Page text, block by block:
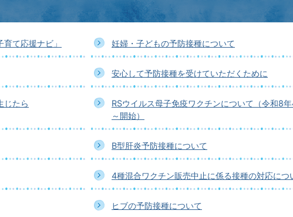
て応援ナビ」 妊婦・子どもの予防接種について
安心して予防接種を受けていただくために
じたら
RSウイルス母子免疫ワクチンについて（令和8
～開始）
B型肝炎予防接種について
4種混合ワクチン販売中止に係る接種の対応につ
ヒブの予防接種について